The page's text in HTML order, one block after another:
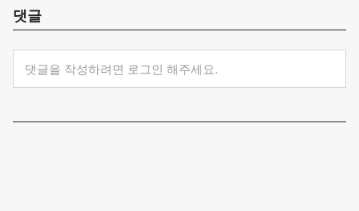
댓글
댓글을 작성하려면 로그인 해주세요.